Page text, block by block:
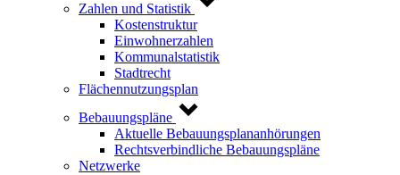
Zahlen und Statistik
Kostenstruktur
Einwohnerzahlen
Kommunalstatistik
Stadtrecht
Flächennutzungsplan
Bebauungspläne
Aktuelle Bebauungsplananhörungen
Rechtsverbindliche Bebauungspläne
Netzwerke